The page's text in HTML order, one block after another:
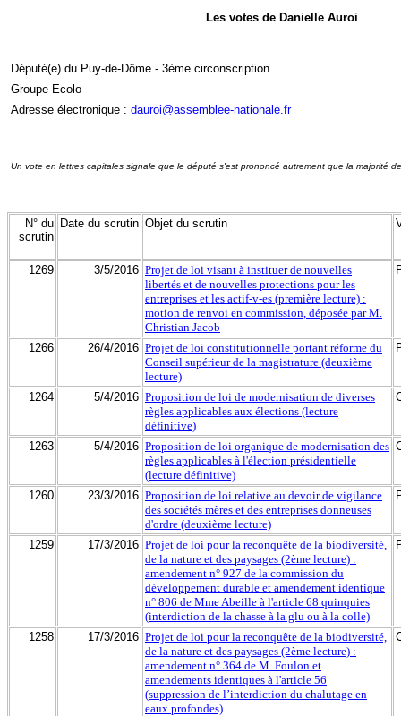
Les votes de Danielle Auroi
Député(e) du Puy-de-Dôme - 3ème circonscription
Groupe Ecolo
Adresse électronique : dauroi@assemblee-nationale.fr
Un vote en lettres capitales signale que le député s'est prononcé autrement que la majorité
N° du
scrutin
Date du scrutin Objet du scrutin
1269 3/5/2016 Projet de loi visant à instituer de nouvelles
libertés et de nouvelles protections pour les
entreprises et les actif-v-es (première lecture) :
motion de renvoi en commission, déposée par M.
Christian Jacob
1266 26/4/2016 Projet de loi constitutionnelle portant réforme du
Conseil supérieur de la magistrature (deuxième
lecture)
1264 5/4/2016 Proposition de loi de modernisation de diverses
règles applicables aux élections (lecture
définitive)
1263 5/4/2016 Proposition de loi organique de modernisation des
règles applicables à l'élection présidentielle
(lecture définitive)
1260 23/3/2016 Proposition de loi relative au devoir de vigilance
des sociétés mères et des entreprises donneuses
d'ordre (deuxième lecture)
1259 17/3/2016 Projet de loi pour la reconquête de la biodiversité,
de la nature et des paysages (2ème lecture) :
amendement n° 927 de la commission du
développement durable et amendement identique
n° 806 de Mme Abeille à l'article 68 quinquies
(interdiction de la chasse à la glu ou à la colle)
1258 17/3/2016 Projet de loi pour la reconquête de la biodiversité,
de la nature et des paysages (2ème lecture) :
amendement n° 364 de M. Foulon et
amendements identiques à l'article 56
(suppression de l’interdiction du chalutage en
eaux profondes)